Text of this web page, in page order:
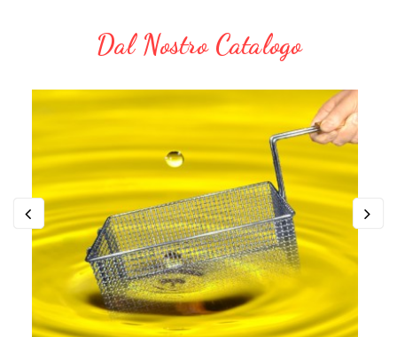
Dal Nostro Catalogo